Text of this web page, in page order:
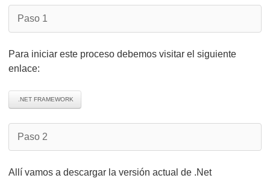
Paso 1
Para iniciar este proceso debemos visitar el siguiente
enlace:
.NET FRAMEWORK
Paso 2
Allí vamos a descargar la versión actual de .Net